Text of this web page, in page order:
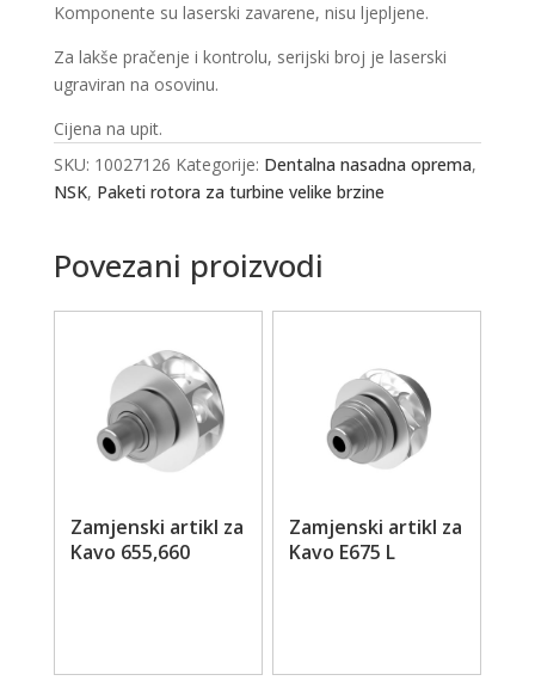
Komponente su laserski zavarene, nisu ljepljene.
Za lakše pračenje i kontrolu, serijski broj je laserski
ugraviran na osovinu.
Cijena na upit.
SKU: 10027126 Kategorije: Dentalna nasadna oprema,
NSK, Paketi rotora za turbine velike brzine
Povezani proizvodi
Zamjenski artikl za
Kavo 655,660
Zamjenski artikl za
Kavo E675 L